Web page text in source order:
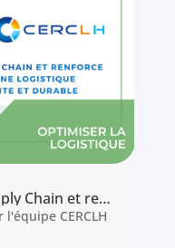
CERCLH rejoint Alpes Supply Chain et renforce son engagement pour une logistique hospitalière performante et durable
CERCLH